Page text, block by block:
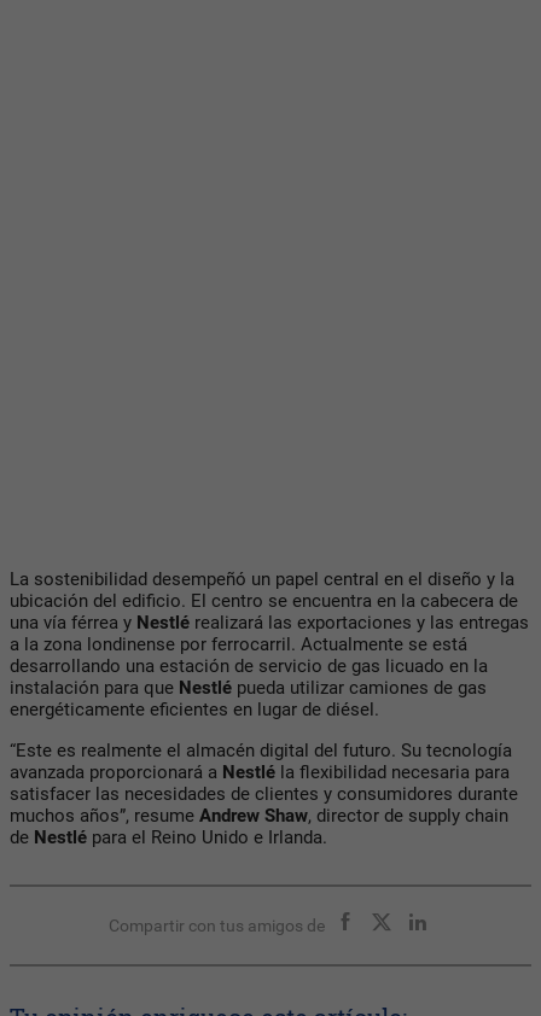
La sostenibilidad desempeñó un papel central en el diseño y la
ubicación del edificio. El centro se encuentra en la cabecera de
una vía férrea y Nestlé realizará las exportaciones y las entregas
a la zona londinense por ferrocarril. Actualmente se está
desarrollando una estación de servicio de gas licuado en la
instalación para que Nestlé pueda utilizar camiones de gas
energéticamente eficientes en lugar de diésel.
“Este es realmente el almacén digital del futuro. Su tecnología
avanzada proporcionará a Nestlé la flexibilidad necesaria para
satisfacer las necesidades de clientes y consumidores durante
muchos años”, resume Andrew Shaw, director de supply chain
de Nestlé para el Reino Unido e Irlanda.
Compartir con tus amigos de